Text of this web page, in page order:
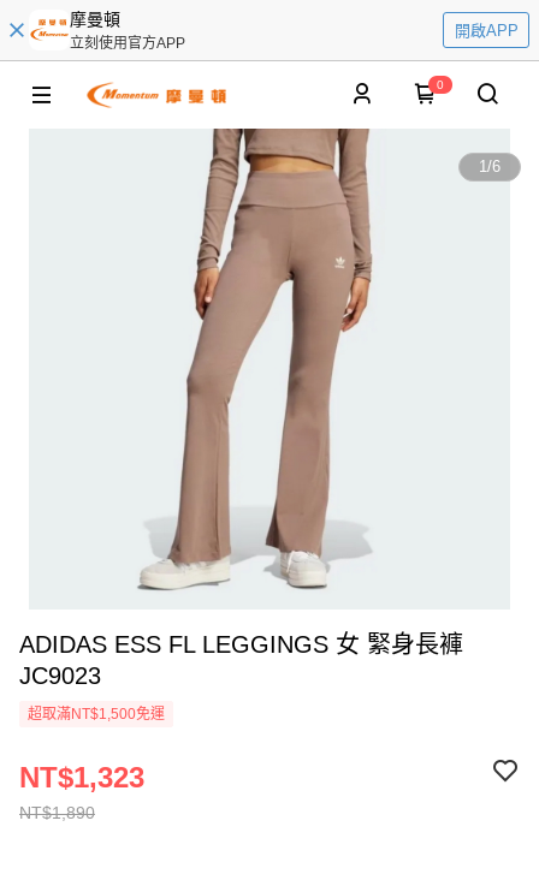
摩曼頓
立刻使用官方APP
開啟APP
0
1/6
ADIDAS ESS FL LEGGINGS 女 緊身長褲
JC9023
超取滿NT$1,500免運
NT$1,890
NT$1,323